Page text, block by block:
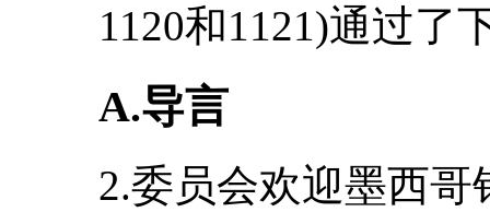
1120和1121)通过了
A.导言
2.委员会欢迎墨西